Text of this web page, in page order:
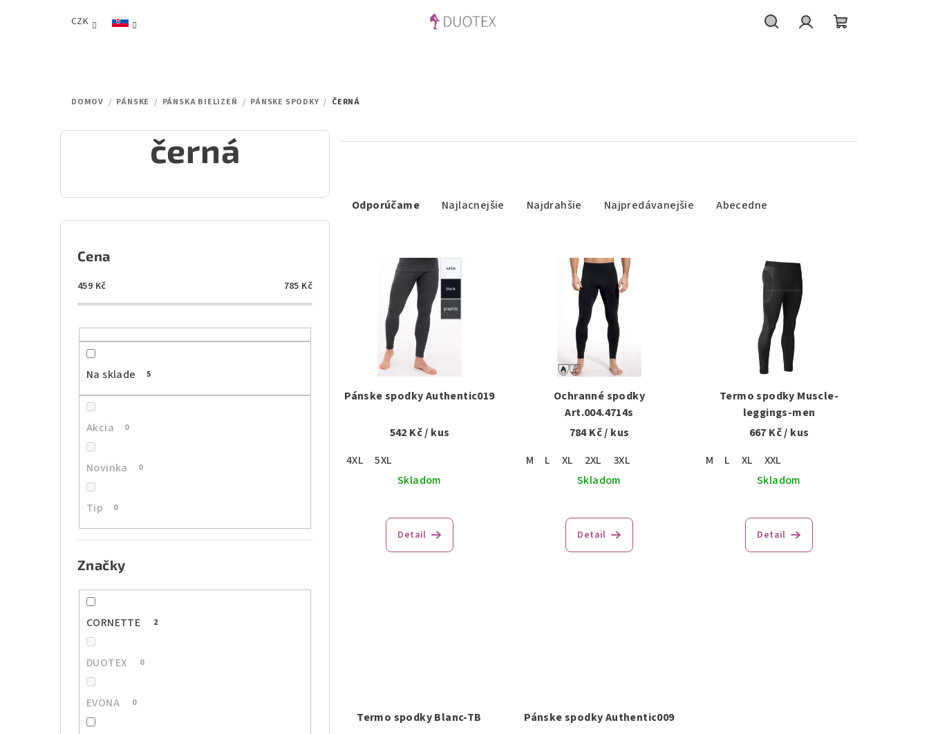
CZK
DOMOV / PÁNSKE / PÁNSKA BIELIZEŇ / PÁNSKE SPODKY / ČERNÁ
černá
Cena
459 Kč 785 Kč
Na sklade 5
Akcia 0
Novinka 0
Tip 0
Značky
CORNETTE 2
DUOTEX 0
EVONA 0
a
r
d
Odporúčame Najlacnejšie Najdrahšie Najpredávanejšie Abecedne
p
d
Pánske spodky Authentic019
542 Kč/ kus
4XL
5XL
Skladom
Detail
Ochranné spodky
Art.004.4714s
784 Kč/ kus
M
L XL 2XL
3XL
Skladom
Detail
Termo spodky Muscle-
leggings-men
667 Kč/ kus
M
L XL
XXL
Skladom
Detail
Termo spodky Blanc-TB Pánske spodky Authentic009